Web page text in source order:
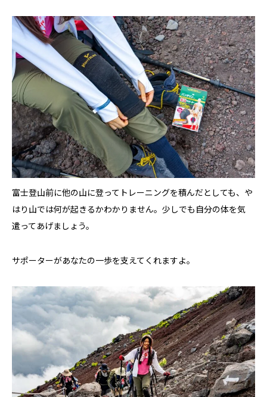
富士登山前に他の山に登ってトレーニングを積んだとしても、や
はり山では何が起きるかわかりません。少しでも自分の体を気
遣ってあげましょう。
サポーターがあなたの一歩を支えてくれますよ。